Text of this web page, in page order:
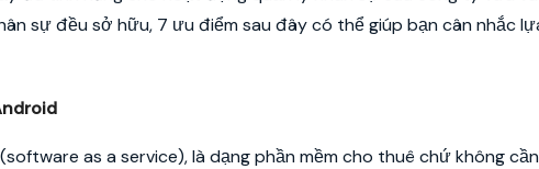
sự đều sở hữu, 7 ưu điểm sau đây có thể giúp bạn cân nhắc
as a service), là dạng phần mềm cho thuê chứ không